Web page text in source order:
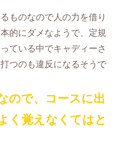
ものなので人の力を借り
的にダメなようで、定規
ている中でキャディーさ
つのも違反になるそうで
ので、コースに出
く覚えなくてはと